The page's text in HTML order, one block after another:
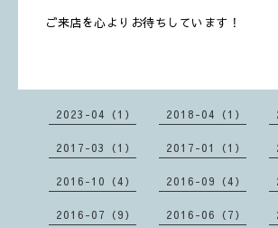
ご来店を心よりお待ちしています！
2023-04（1） 2018-04（1）
2017-03（1） 2017-01（1）
2016-10（4） 2016-09（4）
2016-07（9） 2016-06（7）